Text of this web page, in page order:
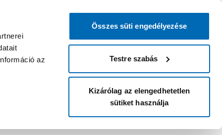
az
Összes süti engedélyezése
Testre szabás
Kizárólag az elengedhetetlen
sütiket használja
bejelentkezni?
Belépés Listáim
Áruházak és szolgáltatások
egyszínű